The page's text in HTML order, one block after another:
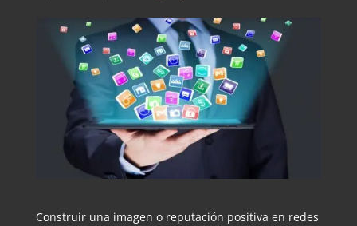
Construir una imagen o reputación positiva en redes